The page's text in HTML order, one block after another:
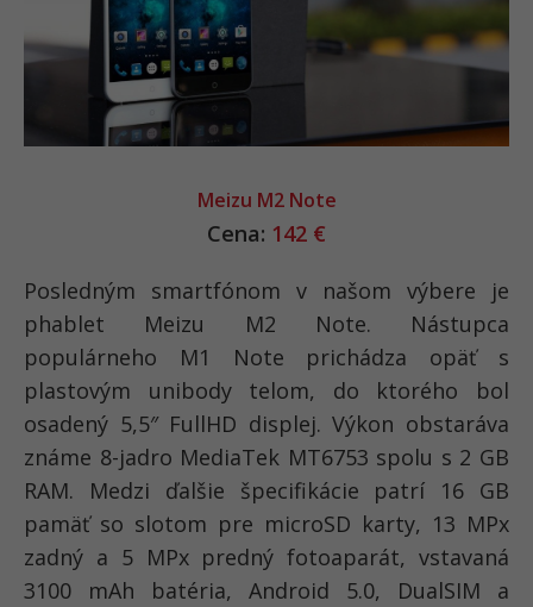
Meizu M2 Note
Cena: 142 €
Posledným smartfónom v našom výbere je
phablet Meizu M2 Note. Nástupca
populárneho M1 Note prichádza opäť s
plastovým unibody telom, do ktorého bol
osadený 5,5″ FullHD displej. Výkon obstaráva
známe 8-jadro MediaTek MT6753 spolu s 2 GB
RAM. Medzi ďalšie špecifikácie patrí 16 GB
pamäť so slotom pre microSD karty, 13 MPx
zadný a 5 MPx predný fotoaparát, vstavaná
3100 mAh batéria, Android 5.0, DualSIM a